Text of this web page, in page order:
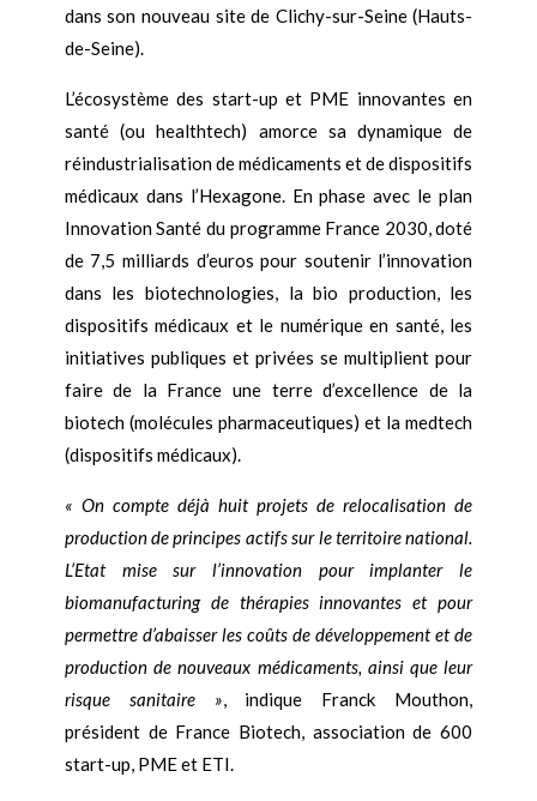
dans son nouveau site de Clichy-sur-Seine (Hauts-
de-Seine).
L’écosystème des start-up et PME innovantes en
santé (ou healthtech) amorce sa dynamique de
réindustrialisation de médicaments et de dispositifs
médicaux dans l’Hexagone. En phase avec le plan
Innovation Santé du programme France 2030, doté
de 7,5 milliards d’euros pour soutenir l’innovation
dans les biotechnologies, la bio production, les
dispositifs médicaux et le numérique en santé, les
initiatives publiques et privées se multiplient pour
faire de la France une terre d’excellence de la
biotech (molécules pharmaceutiques) et la medtech
(dispositifs médicaux).
« On compte déjà huit projets de relocalisation de
production de principes actifs sur le territoire national.
L’Etat mise sur l’innovation pour implanter le
biomanufacturing de thérapies innovantes et pour
permettre d’abaisser les coûts de développement et de
production de nouveaux médicaments, ainsi que leur
risque sanitaire », indique Franck Mouthon,
président de France Biotech, association de 600
start-up, PME et ETI.